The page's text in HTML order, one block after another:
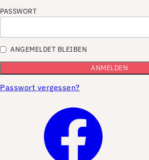
PASSWORT
ANGEMELDET BLEIBEN
Passwort vergessen?